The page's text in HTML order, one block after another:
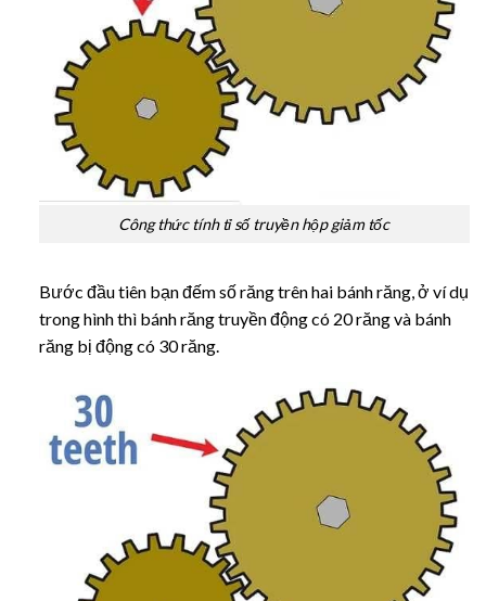
Công thức tính tỉ số truyền hộp giảm tốc
Bước đầu tiên bạn đếm số răng trên hai bánh răng, ở ví dụ
trong hình thì bánh răng truyền động có 20 răng và bánh
răng bị động có 30 răng.